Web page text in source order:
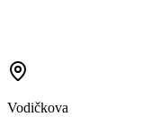
Vodičkova